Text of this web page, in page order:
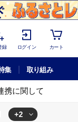
録 ログイン カート
集 取り組み
携に関して
+2